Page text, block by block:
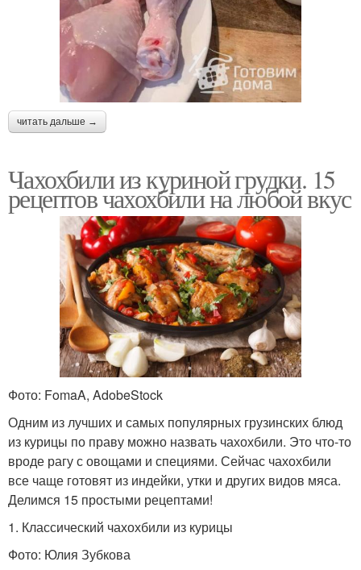
читать дальше →
Чахохбили из куриной грудки. 15
рецептов чахохбили на любой вкус
Фото: FomaA, AdobeStock
Одним из лучших и самых популярных грузинских блюд
из курицы по праву можно назвать чахохбили. Это что-то
вроде рагу с овощами и специями. Сейчас чахохбили
все чаще готовят из индейки, утки и других видов мяса.
Делимся 15 простыми рецептами!
1. Классический чахохбили из курицы
Фото: Юлия Зубкова